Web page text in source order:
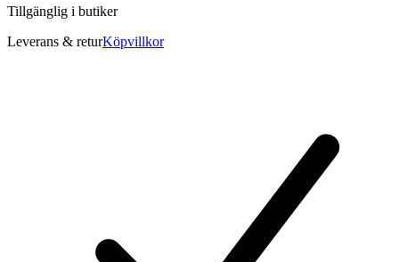
Tillgänglig i butiker
Leverans & returKöpvillkor